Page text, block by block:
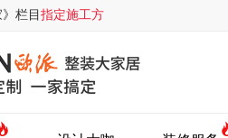
栏目 指定施工方